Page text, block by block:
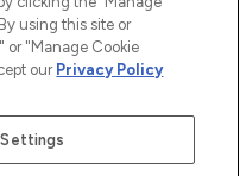
using this site or
or "Manage Cookie
our Privacy Policy
Settings